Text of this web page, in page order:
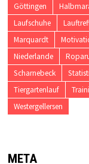
Göttingen
Laufschuhe
Marquardt
Niederlande
Scharnebeck
Tiergartenlauf
Westergellersen
META